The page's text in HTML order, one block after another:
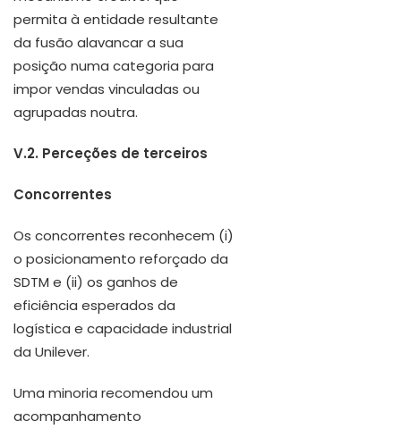
permita à entidade resultante
da fusão alavancar a sua
posição numa categoria para
impor vendas vinculadas ou
agrupadas noutra.
V.2. Perceções de terceiros
Concorrentes
Os concorrentes reconhecem (i)
o posicionamento reforçado da
SDTM e (ii) os ganhos de
eficiência esperados da
logística e capacidade industrial
da Unilever.
Uma minoria recomendou um
acompanhamento